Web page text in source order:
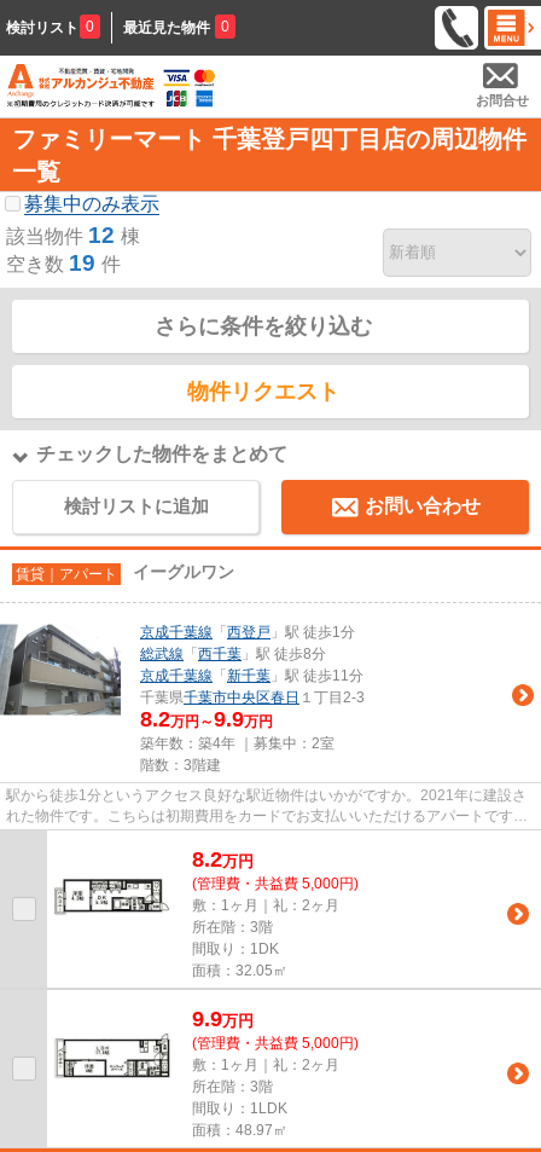
検討リスト 0 最近見た物件 0
お問合せ
ファミリーマート 千葉登戸四丁目店の周辺物件
一覧
募集中のみ表示
該当物件 12 棟
空き数 19 件
さらに条件を絞り込む
物件リクエスト
チェックした物件をまとめて
検討リストに追加 お問い合わせ
賃貸｜アパート イーグルワン
京成千葉線 「 西登戸 」駅 徒歩1分
総武線 「 西千葉 」駅 徒歩8分
京成千葉線 「 新千葉 」駅 徒歩11分
千葉県千葉市中央区春日 １丁目2-3
8.2万円～9.9万円
築年数：築4年 ｜募集中： 2室
階数：3階建
駅から徒歩1分というアクセス良好な駅近物件はいかがですか。2021年に建設さ
れた物件です。こちらは初期費用をカードでお支払いいただけるアパートです。
8.2万円
(管理費・共益費 5,000円)
敷：1ヶ月｜礼：2ヶ月
所在階：3階
間取り：1DK
面積：32.05㎡
9.9万円
(管理費・共益費 5,000円)
敷：1ヶ月｜礼：2ヶ月
所在階：3階
間取り：1LDK
面積：48.97㎡